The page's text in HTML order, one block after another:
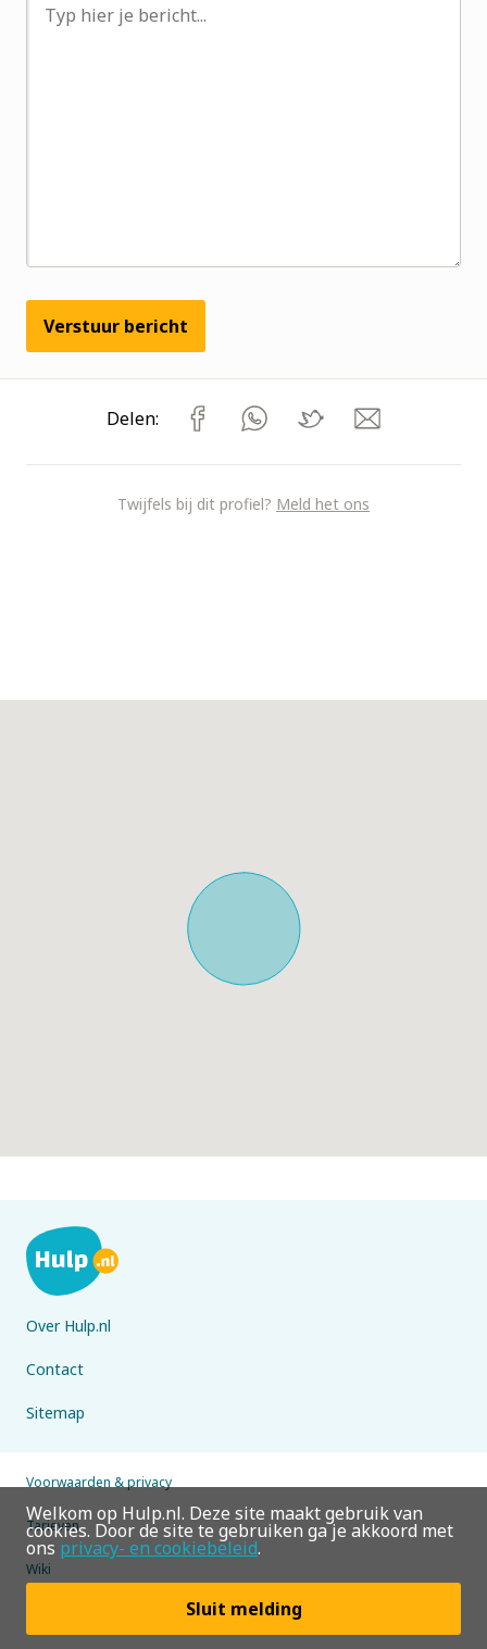
Verstuur bericht
Delen:
Twijfels bij dit profiel? Meld het ons
Over Hulp.nl
Contact
Sitemap
Voorwaarden & privacy
Tarieven
Wiki
Welkom op Hulp.nl. Deze site maakt gebruik van
cookies. Door de site te gebruiken ga je akkoord met
ons privacy- en cookiebeleid.
Sluit melding